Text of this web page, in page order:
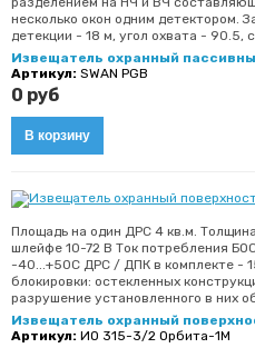
несколько окон одним детектором.
детекции - 18 м, угол охвата - 90.5,
Извещатель охранный
Артикул: SWAN PGB
0 руб
Площадь на один ДРС 4 кв.м.
шлейфе 10-72 В Ток потребления
-40...+50С ДРС / ДПК в комплекте -
блокировки: остекленных
разрушение установленного в них
Извещатель охранный
Артикул: ИО 315-3/2 Орбита-1М